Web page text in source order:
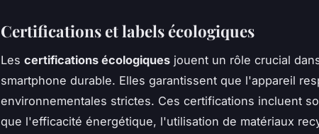
Certifications et labels écologiques
Les certifications écologiques jouent un rôle crucial
smartphone durable. Elles garantissent que l'appareil
environnementales strictes. Ces certifications incluent
que l'efficacité énergétique, l'utilisation de matériaux